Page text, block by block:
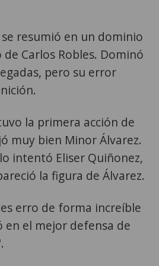
resumió en un dominio
Carlos Robles. Dominó
pero su error
la primera acción de
muy bien Minor Álvarez.
intentó Eliser Quiñonez,
la figura de Álvarez.
erro de forma increíble
en el mejor defensa de